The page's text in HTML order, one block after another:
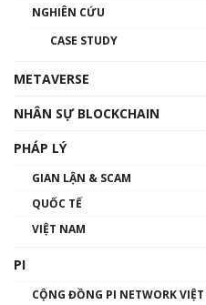
01:32:59
gió ấm
NGHIÊN CỨU
CASE STUDY
METAVERSE
NHÂN SỰ BLOCKCHAIN
PHÁP LÝ
GIAN LẬN & SCAM
QUỐC TẾ
VIỆT NAM
PI
CỘNG ĐỒNG PI NETWORK